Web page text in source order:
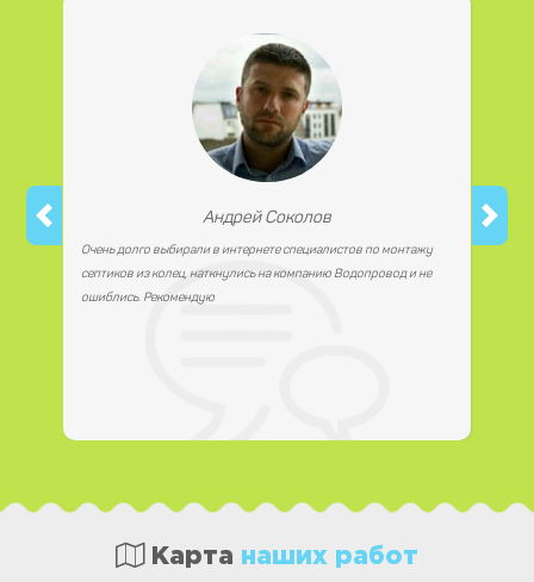
Андрей Соколов
Очень долго выбирали в интернете специалистов по монтажу
септиков из колец, наткнулись на компанию Водопровод и не
ошиблись. Рекомендую
Карта наших работ